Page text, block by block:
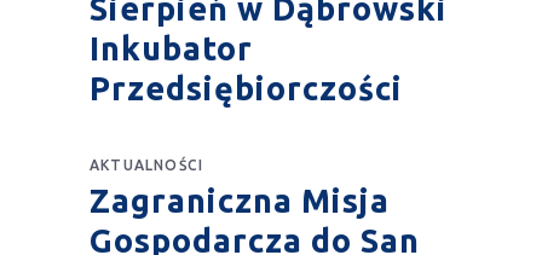
Sierpień w Dąbrowski
Inkubator
Przedsiębiorczości
AKTUALNOŚCI
Zagraniczna Misja
Gospodarcza do San